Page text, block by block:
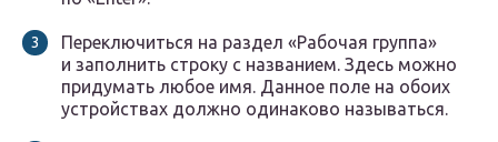
Переключиться на раздел «Рабочая группа»
и заполнить строку с названием. Здесь можно
придумать любое имя. Данное поле на обоих
устройствах должно одинаково называться.